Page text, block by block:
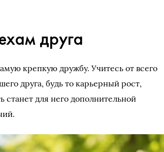
друга
крепкую дружбу. Учитесь от всего
друга, будь то карьерный рост,
станет для него дополнительной